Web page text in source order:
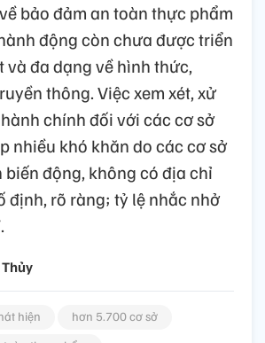
bảo đảm an toàn thực phẩm
động còn chưa được triển
và đa dạng về hình thức,
thông. Việc xem xét, xử
chính đối với các cơ sở
nhiều khó khăn do các cơ sở
động, không có địa chỉ
định, rõ ràng; tỷ lệ nhắc nhở
hiện
hơn 5.700 cơ sở